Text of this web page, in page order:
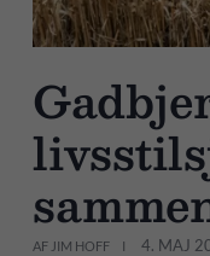
AF JIM HOFF 4. MAJ